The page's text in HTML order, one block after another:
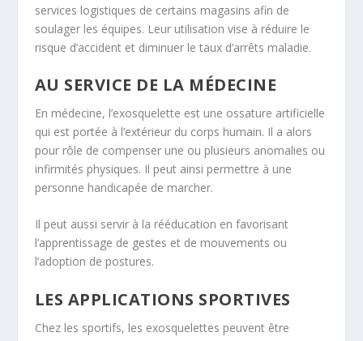
services logistiques de certains magasins afin de
soulager les équipes. Leur utilisation vise à réduire le
risque d’accident et diminuer le taux d’arrêts maladie.
AU SERVICE DE LA MÉDECINE
En médecine, l’exosquelette est une ossature artificielle
qui est portée à l’extérieur du corps humain. Il a alors
pour rôle de compenser une ou plusieurs anomalies ou
infirmités physiques. Il peut ainsi permettre à une
personne handicapée de marcher.
Il peut aussi servir à la rééducation en favorisant
l’apprentissage de gestes et de mouvements ou
l’adoption de postures.
LES APPLICATIONS SPORTIVES
Chez les sportifs, les exosquelettes peuvent être